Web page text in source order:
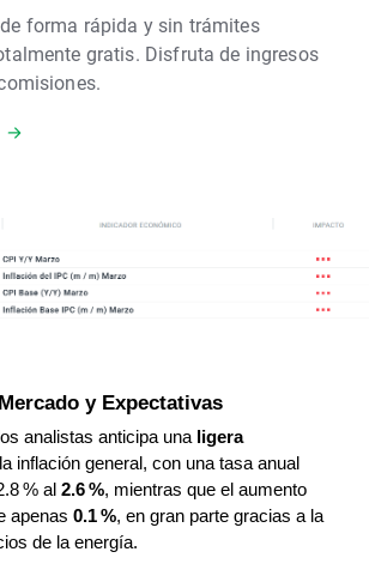
forma rápida y sin trámites
gratis. Disfruta de ingresos
y Expectativas
analistas anticipa una ligera
inflación general, con una tasa anual
% al 2.6 %, mientras que el aumento
apenas 0.1 %, en gran parte gracias a la
de la energía.